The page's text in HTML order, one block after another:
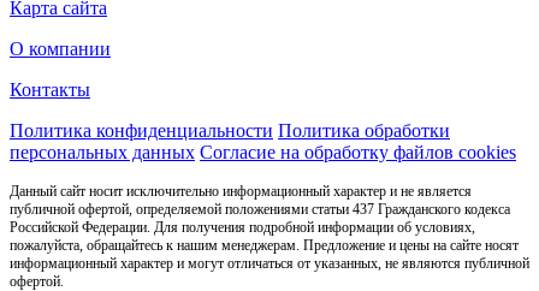
Карта сайта
О компании
Контакты
Политика конфиденциальности Политика обработки
персональных данных Согласие на обработку файлов cookies
Данный сайт носит исключительно информационный характер и не является
публичной офертой, определяемой положениями статьи 437 Гражданского кодекса
Российской Федерации. Для получения подробной информации об условиях,
пожалуйста, обращайтесь к нашим менеджерам. Предложение и цены на сайте носят
информационный характер и могут отличаться от указанных, не являются публичной
офертой.